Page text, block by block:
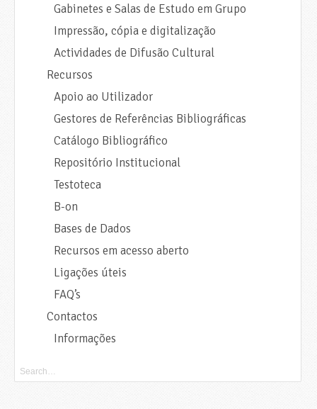
Gabinetes e Salas de Estudo em Grupo
Impressão, cópia e digitalização
Actividades de Difusão Cultural
Recursos
Apoio ao Utilizador
Gestores de Referências Bibliográficas
Catálogo Bibliográfico
Repositório Institucional
Testoteca
B-on
Bases de Dados
Recursos em acesso aberto
Ligações úteis
FAQ’s
Contactos
Informações